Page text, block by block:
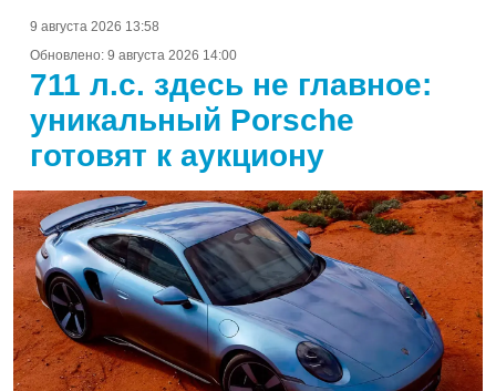
9 августа 2026 13:58
Обновлено: 9 августа 2026 14:00
711 л.с. здесь не главное:
уникальный Porsche
готовят к аукциону